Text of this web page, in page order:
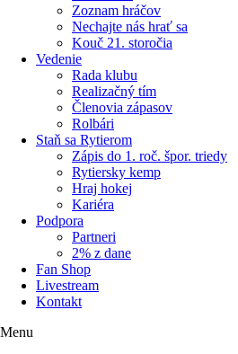
Zoznam hráčov
Nechajte nás hrať sa
Kouč 21. storočia
Vedenie
Rada klubu
Realizačný tím
Členovia zápasov
Rolbári
Staň sa Rytierom
Zápis do 1. roč. špor. triedy
Rytiersky kemp
Hraj hokej
Kariéra
Podpora
Partneri
2% z dane
Fan Shop
Livestream
Kontakt
Menu